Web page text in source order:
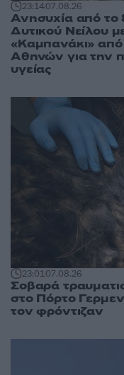
23:1407.08.26
Ανησυχία από το
Δυτικού Νείλου
«Καμπανάκι» από
Αθηνών για την
υγείας
23:0107.08.26
Σοβαρά
στο Πόρτο
τον φρόντιζαν